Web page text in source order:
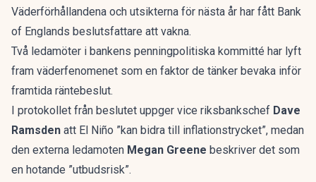
Väderförhållandena och utsikterna för nästa år har fått Bank
of Englands beslutsfattare att vakna.
Två ledamöter i bankens penningpolitiska kommitté har lyft
fram väderfenomenet som en faktor de tänker bevaka inför
framtida räntebeslut.
I protokollet från beslutet uppger vice riksbankschef Dave
Ramsden att El Niño ”kan bidra till inflationstrycket”, medan
den externa ledamoten Megan Greene beskriver det som
en hotande ”utbudsrisk”.